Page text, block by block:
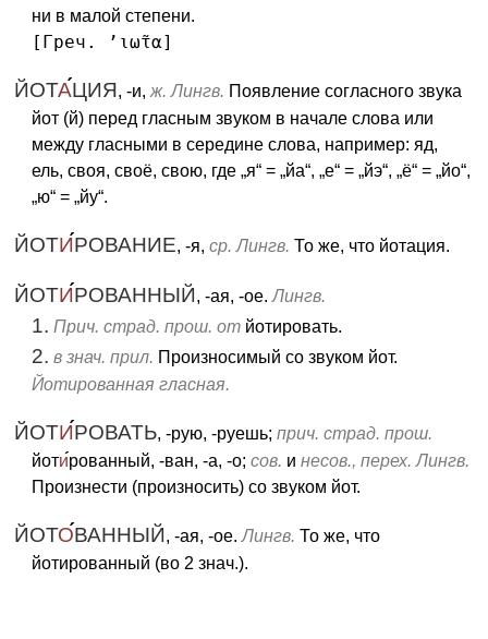
ни в малой степени.
[Греч. ’ιω̃τα]
ЙОТАЦИЯ, -и, ж. Лингв. Появление согласного звука
йот (й) перед гласным звуком в начале слова или
между гласными в середине слова, например: яд,
ель, своя, своё, свою, где „я“ = „йа“, „е“ = „йэ“, „ё“ = „йо“,
„ю“ = „йу“.
ЙОТИРОВАНИЕ, -я, ср. Лингв. То же, что йотация.
ЙОТИРОВАННЫЙ, -ая, -ое. Лингв.
1. Прич. страд. прош. от йотировать.
2. в знач. прил. Произносимый со звуком йот.
Йотированная гласная.
ЙОТИРОВАТЬ, -рую, -руешь; прич. страд. прош.
йотированный, -ван, -а, -о; сов. и несов., перех. Лингв.
Произнести (произносить) со звуком йот.
ЙОТОВАННЫЙ, -ая, -ое. Лингв. То же, что
йотированный (во 2 знач.).